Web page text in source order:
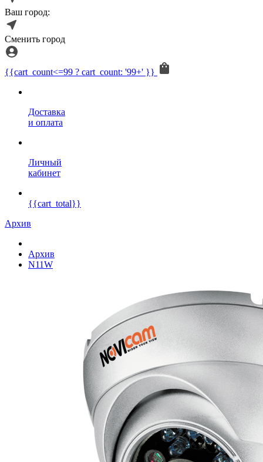
Ваш город:
Сменить город
{{cart_count<=99 ? cart_count: '99+' }}
Доставка
и оплата
Личный
кабинет
{{cart_total}}
Архив
Архив
N11W